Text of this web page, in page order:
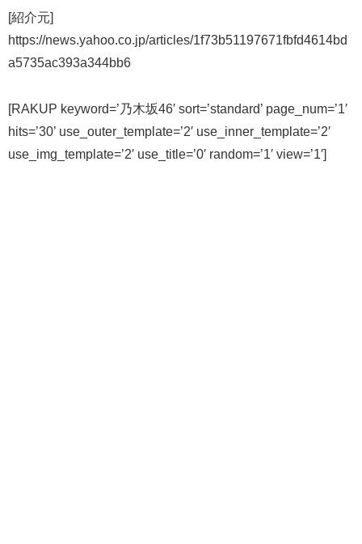
[紹介元]
https://news.yahoo.co.jp/articles/1f73b51197671fbfd4614bd
a5735ac393a344bb6
[RAKUP keyword=’乃木坂46′ sort=’standard’ page_num=’1′
hits=’30’ use_outer_template=’2′ use_inner_template=’2′
use_img_template=’2′ use_title=’0′ random=’1′ view=’1′]